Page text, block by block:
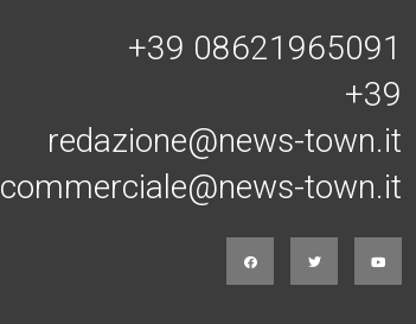
+39 08621965091
+39
redazione@news-town.it
commerciale@news-town.it